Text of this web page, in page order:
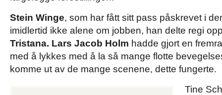
Stein Winge, som har fått sitt pass påskrevet i
imidlertid ikke alene om jobben, han delte regi
Tristana. Lars Jacob Holm hadde gjort en
med å lykkes med å la så mange flotte
komme ut av de mange scenene, dette fungerte.
Tine